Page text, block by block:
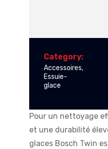
Category:
Accessoires,
Essuie-
glace
Pour un nettoyage
et une durabilité
glaces Bosch Twin